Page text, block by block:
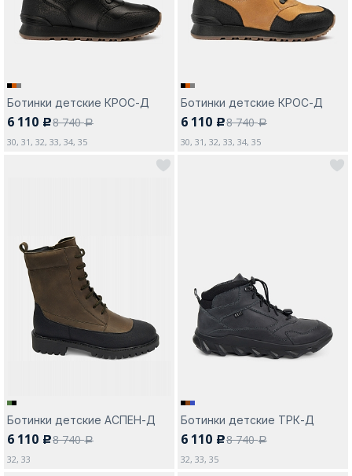
Да, все верно Изменить город
Ботинки детские КРОС-Д
6 110 c8 740a
30, 31, 32, 33, 34, 35
Ботинки детские КРОС-Д
6 110 c8 740a
30, 31, 32, 33, 34, 35
Ботинки детские АСПЕН-Д
6 110 c8 740a
32, 33
Ботинки детские ТРК-Д
6 110 c8 740a
32, 33, 35